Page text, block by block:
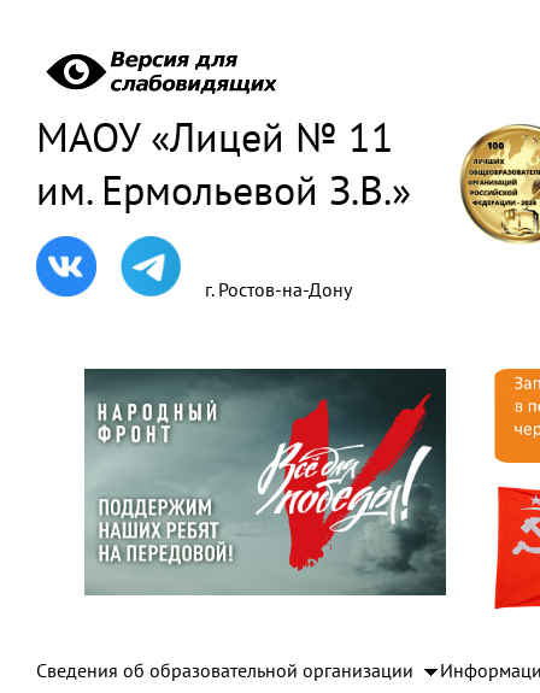
МАОУ «Лицей № 11
им. Ермольевой З.В.»
г. Ростов-на-Дону
Сведения об образовательной организации